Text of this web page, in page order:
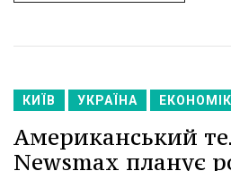
КИЇВ УКРАЇНА
Американський
Newsmax планує